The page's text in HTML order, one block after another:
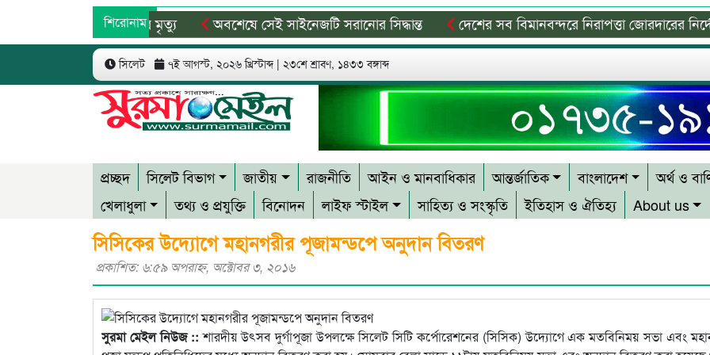
শিরোনাম
শিশুসহ ৯ জনের মৃত্যু অবশেষে সেই সাইনেজটি সরানোর সিদ্ধান্ত দেশের সব বিমানবন্দরে নিরাপত্তা জোরদারের নির্দেশ
নিষিদ্ধ আল-জাজিরা
৫ আগস্টের বিজয় গণতন্ত্রকামী মানুষের জন্য প্রেরণা হয়ে থাকবে: প্রধানমন্ত্রী বিশ্ব মাতৃদুগ্ধ
সিলেট ৭ই আগস্ট, ২০২৬ খ্রিস্টাব্দ | ২৩শে শ্রাবণ, ১৪৩৩ বঙ্গাব্দ
প্রচ্ছদ সিলেট বিভাগ জাতীয় রাজনীতি আইন ও মানবাধিকার আন্তর্জাতিক বাংলাদেশ অর্থ ও
খেলাধুলা
তথ্য ও প্রযুক্তি বিনোদন লাইফ স্টাইল সাহিত্য ও সংস্কৃতি ইতিহাস ও ঐতিহ্য About us
সিসিকের উদ্যোগে মহানগরীর পূজামন্ডপে অনুদান বিতরণ
প্রকাশিত: ৬:৫৯ অপরাহ্ণ, অক্টোবর ৩, ২০১৬
সুরমা মেইল নিউজ :: শারদীয় উৎসব দুর্গাপূজা উপলক্ষে সিলেট সিটি কর্পোরেশনের (সিসিক) উদ্যোগে এক মতবিনিময় সভা এবং